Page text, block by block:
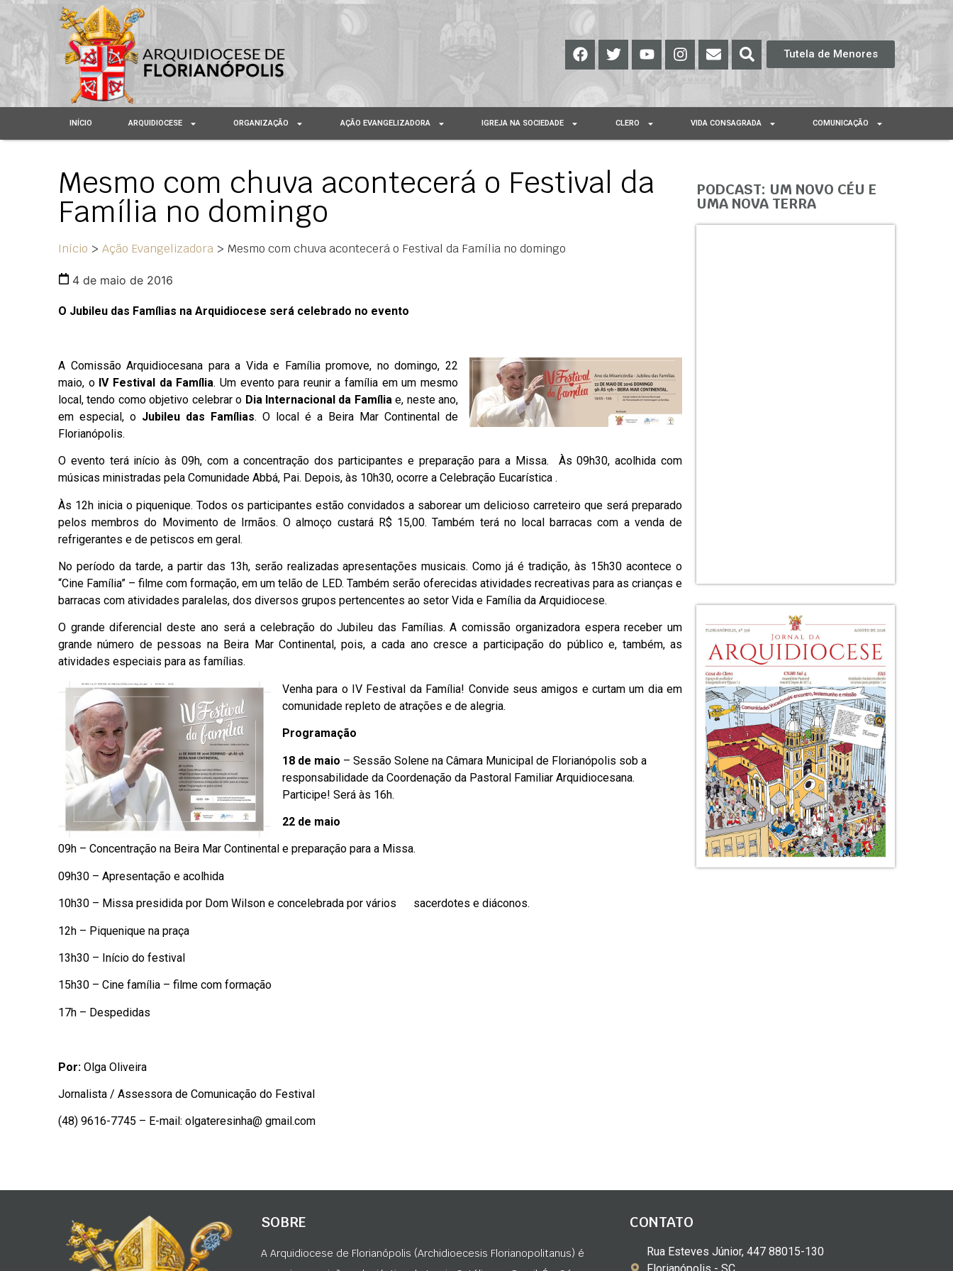
Tutela de Menores
INÍCIO ARQUIDIOCESE ORGANIZAÇÃO AÇÃO EVANGELIZADORA IGREJA NA SOCIEDADE CLERO VIDA CONSAGRADA COMUNICAÇÃO
Mesmo com chuva acontecerá o Festival da
Família no domingo
Início > Ação Evangelizadora > Mesmo com chuva acontecerá o Festival da Família no domingo
4 de maio de 2016
O Jubileu das Famílias na Arquidiocese será celebrado no evento
A Comissão Arquidiocesana para a Vida e Família promove, no domingo, 22
maio, o IV Festival da Família. Um evento para reunir a família em um mesmo
local, tendo como objetivo celebrar o Dia Internacional da Famíliae, neste ano,
em especial, o Jubileu das Famílias. O local é a Beira Mar Continental de
Florianópolis.
O evento terá início às 09h, com a concentração dos participantes e preparação para a Missa. Às 09h30, acolhida com
músicas ministradas pela Comunidade Abbá, Pai. Depois, às 10h30, ocorre a Celebração Eucarística .
Às 12h inicia o piquenique. Todos os participantes estão convidados a saborear um delicioso carreteiro que será preparado
pelos membros do Movimento de Irmãos. O almoço custará R$ 15,00. Também terá no local barracas com a venda de
refrigerantes e de petiscos em geral.
No período da tarde, a partir das 13h, serão realizadas apresentações musicais. Como já é tradição, às 15h30 acontece o
“Cine Família” – filme com formação, em um telão de LED. Também serão oferecidas atividades recreativas para as crianças e
barracas com atividades paralelas, dos diversos grupos pertencentes ao setor Vida e Família da Arquidiocese.
O grande diferencial deste ano será a celebração do Jubileu das Famílias. A comissão organizadora espera receber um
grande número de pessoas na Beira Mar Continental, pois, a cada ano cresce a participação do público e, também, as
atividades especiais para as famílias.
Venha para o IV Festival da Família! Convide seus amigos e curtam um dia em
comunidade repleto de atrações e de alegria.
Programação
18 de maio – Sessão Solene na Câmara Municipal de Florianópolis sob a
responsabilidade da Coordenação da Pastoral Familiar Arquidiocesana.
Participe! Será às 16h.
22 de maio
09h – Concentração na Beira Mar Continental e preparação para a Missa.
09h30 – Apresentação e acolhida
10h30 – Missa presidida por Dom Wilson e concelebrada por vários sacerdotes e diáconos.
12h – Piquenique na praça
13h30 – Início do festival
15h30 – Cine família – filme com formação
17h – Despedidas
Por: Olga Oliveira
Jornalista / Assessora de Comunicação do Festival
(48) 9616-7745 – E-mail: olgateresinha@ gmail.com
PODCAST: UM NOVO CÉU E
UMA NOVA TERRA
SOBRE
A Arquidiocese de Florianópolis (Archidioecesis Florianopolitanus) é
CONTATO
Rua Esteves Júnior, 447 88015-130